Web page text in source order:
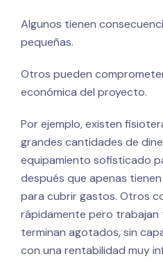
Algunos tienen
pequeñas.
Otros pueden
económica del proyecto.
Por ejemplo, existen
grandes cantidades de
equipamiento sofisticado
después que apenas
para cubrir gastos. Otros
rápidamente pero trabajan
terminan agotados, sin
con una rentabilidad muy